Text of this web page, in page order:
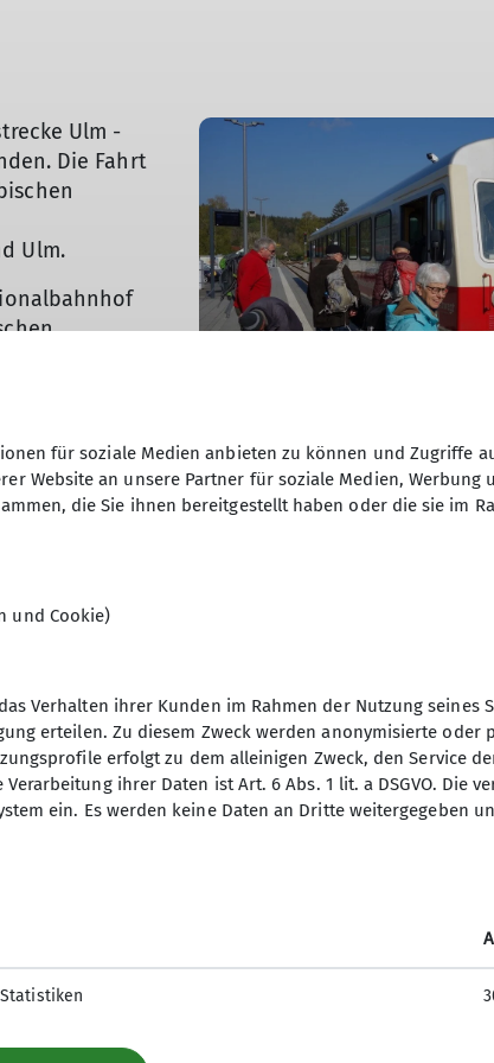
Ulm -
Die Fahrt
Ulm.
DAV Ebingen
für soziale Medien anbieten zu können und Zugriffe
Website an unsere Partner für soziale Medien, Werbung
die Sie ihnen bereitgestellt haben oder die sie im
und Cookie)
Verhalten ihrer Kunden im Rahmen der Nutzung seines
erteilen. Zu diesem Zweck werden anonymisierte oder
erfolgt zu dem alleinigen Zweck, den Service
ihrer Daten ist Art. 6 Abs. 1 lit. a DSGVO. Die
ein. Es werden keine Daten an Dritte weitergegeben